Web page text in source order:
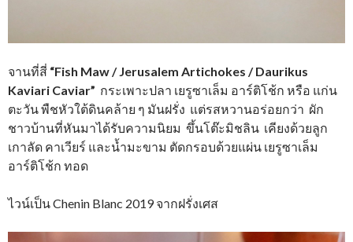
จานที่สี่ “Fish Maw / Jerusalem Artichokes / Daurikus
Kaviari Caviar” กระเพาะปลา เยรูซาเล็ม อาร์ติโช้ก หรือ แก่น
ตะวัน พืชหัวใต้ดินคล้าย ๆ มันฝรั่ง แต่รสหวานอร่อยกว่า ผัก
ชาวบ้านที่หันมาได้รับความนิยม ขึ้นโต๊ะมิชลิน เคียงด้วยลูก
เกาลัด คาเวียร์ และน้ำมะขาม ตัดกรอบด้วยแผ่น เยรูซาเล็ม
อาร์ติโช้ก ทอด
ไวน์เป็น Chenin Blanc 2019 จากฝรั่งเศส